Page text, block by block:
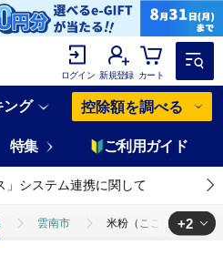
ログイン 新規登録 カート
ング 控除額を調べる
特集 ご利用ガイド
」システム連携に関して
雲南市 米粉（ここのここめの
+2